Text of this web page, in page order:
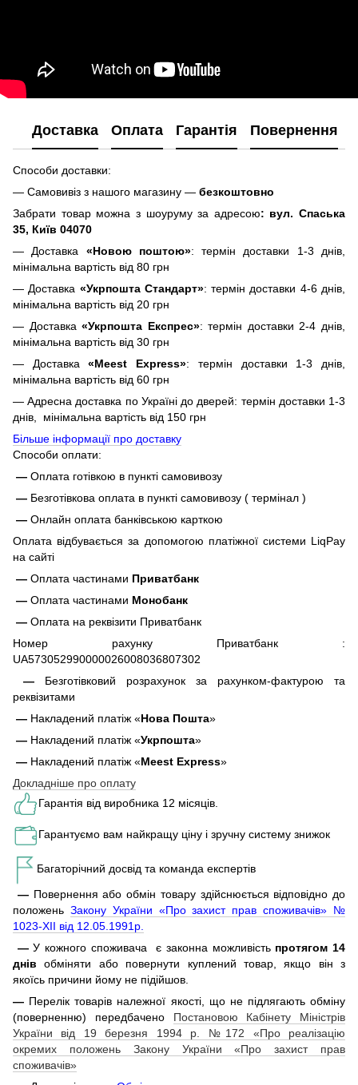
Доставка Оплата Гарантія Повернення
Способи доставки:
— Самовивіз з нашого магазину — безкоштовно
Забрати товар можна з шоуруму за адресою: вул. Спаська
35, Київ 04070
— Доставка «Новою поштою»: термін доставки 1-3 днів,
мінімальна вартість від 80 грн
— Доставка «Укрпошта Стандарт»: термін доставки 4-6 днів,
мінімальна вартість від 20 грн
— Доставка«Укрпошта Експрес»: термін доставки 2-4 днів,
мінімальна вартість від 30 грн
— Доставка«Meest Express»: термін доставки 1-3 днів,
мінімальна вартість від 60 грн
— Адресна доставка по Україні до дверей: термін доставки 1-3
днів, мінімальна вартість від 150 грн
Більше інформації про доставку
Способи оплати:
— Оплата готівкою в пункті самовивозу
— Безготівкова оплата в пункті самовивозу ( термінал )
— Онлайн оплата банківською карткою
Оплата відбувається за допомогою платіжної системи LiqPay
на сайті
— Оплата частинами Приватбанк
— Оплата частинами Монобанк
— Оплата на реквізити Приватбанк
Номер рахунку Приватбанк :
UA573052990000026008036807302
— Безготівковий розрахунок за рахунком-фактурою та
реквізитами
— Накладений платіж «Нова Пошта»
— Накладений платіж «Укрпошта»
— Накладений платіж «Meest Express»
Докладніше про оплату
Гарантія від виробника 12 місяців.
Гарантуємо вам найкращу ціну і зручну систему знижок
Багаторічний досвід та команда експертів
— Повернення або обмін товару здійснюється відповідно до
положень Закону України «Про захист прав споживачів» №
1023-XII від 12.05.1991р.
—У кожного споживача є законна можливість протягом 14
днів обміняти або повернути куплений товар, якщо він з
якоїсь причини йому не підійшов.
— Перелік товарів належної якості, що не підлягають обміну
(поверненню) передбачено Постановою Кабінету Міністрів
України від 19 березня 1994 р. №172 «Про реалізацію
окремих положень Закону України «Про захист прав
споживачів»